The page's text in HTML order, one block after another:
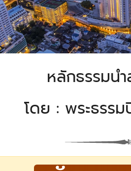
หลักธรรมน
โดย : พระธรร